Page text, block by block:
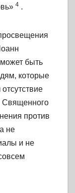
4 .
быть
которые
Священного
против
не
и не